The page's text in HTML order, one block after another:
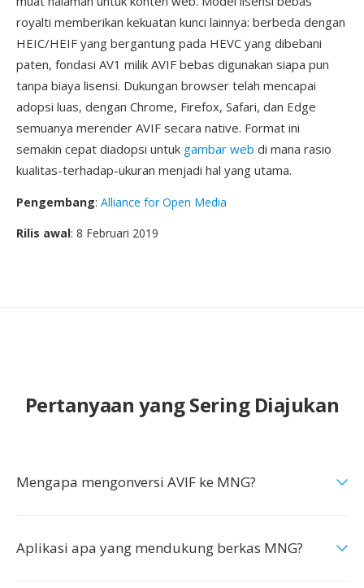
royalti memberikan kekuatan kunci lainnya: berbeda dengan
HEIC/HEIF yang bergantung pada HEVC yang dibebani
paten, fondasi AV1 milik AVIF bebas digunakan siapa pun
tanpa biaya lisensi. Dukungan browser telah mencapai
adopsi luas, dengan Chrome, Firefox, Safari, dan Edge
semuanya merender AVIF secara native. Format ini
semakin cepat diadopsi untuk gambar web di mana rasio
kualitas-terhadap-ukuran menjadi hal yang utama.
Pengembang: Alliance for Open Media
Rilis awal: 8 Februari 2019
Pertanyaan yang Sering Diajukan
Mengapa mengonversi AVIF ke MNG?
Aplikasi apa yang mendukung berkas MNG?